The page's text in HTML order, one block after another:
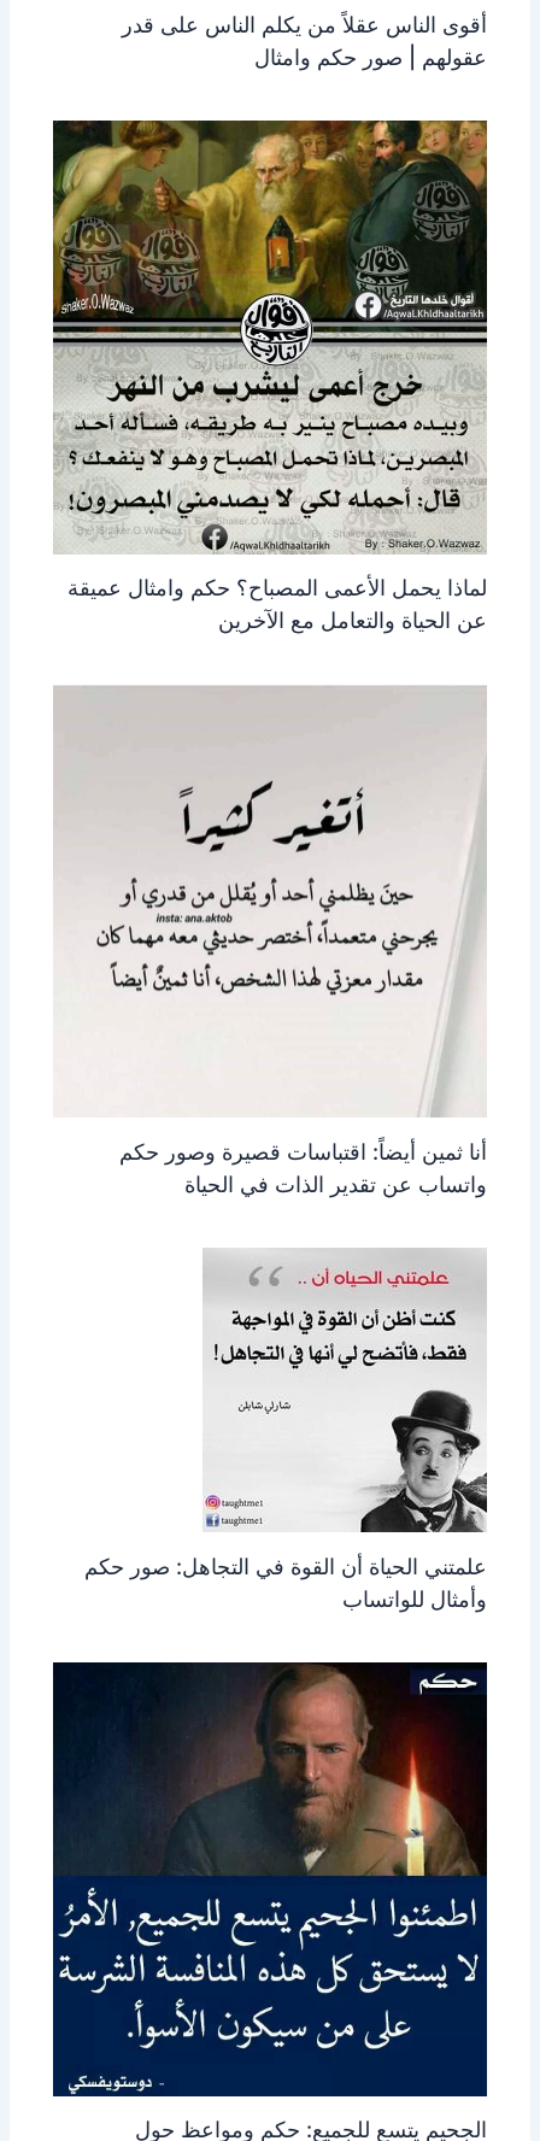
أقوى الناس عقلاً من يكلم الناس على قدر
عقولهم | صور حكم وامثال
لماذا يحمل الأعمى المصباح؟ حكم وامثال عميقة
عن الحياة والتعامل مع الآخرين
أنا ثمين أيضاً: اقتباسات قصيرة وصور حكم
واتساب عن تقدير الذات في الحياة
علمتني الحياة أن القوة في التجاهل: صور حكم
وأمثال للواتساب
الجحيم يتسع للجميع: حكم ومواعظ حول